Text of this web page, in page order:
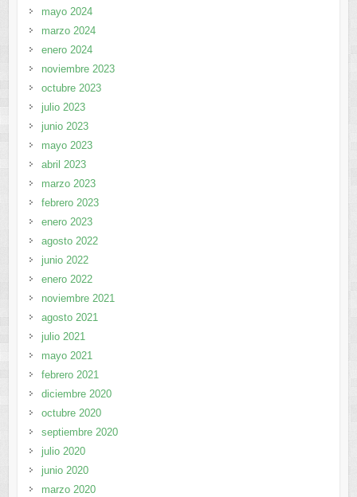
mayo 2024
marzo 2024
enero 2024
noviembre 2023
octubre 2023
julio 2023
junio 2023
mayo 2023
abril 2023
marzo 2023
febrero 2023
enero 2023
agosto 2022
junio 2022
enero 2022
noviembre 2021
agosto 2021
julio 2021
mayo 2021
febrero 2021
diciembre 2020
octubre 2020
septiembre 2020
julio 2020
junio 2020
marzo 2020